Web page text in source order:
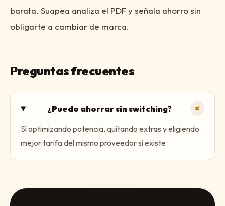
barata. Suapea analiza el PDF y señala ahorro sin
obligarte a cambiar de marca.
Preguntas frecuentes
¿Puedo ahorrar sin switching? +
Sí optimizando potencia, quitando extras y eligiendo
mejor tarifa del mismo proveedor si existe.